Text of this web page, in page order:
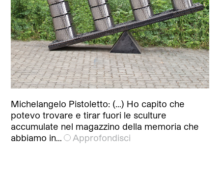
Michelangelo Pistoletto: (…) Ho capito che
potevo trovare e tirar fuori le sculture
accumulate nel magazzino della memoria che
abbiamo in…
Approfondisci